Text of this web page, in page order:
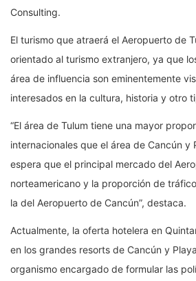
Consulting.
El turismo que atraerá el Aeropuerto de
orientado al turismo extranjero, ya que
área de influencia son eminentemente
interesados en la cultura, historia y otro
“El área de Tulum tiene una mayor
internacionales que el área de Cancún y
espera que el principal mercado del
norteamericano y la proporción de
la del Aeropuerto de Cancún”, destaca.
Actualmente, la oferta hotelera en
en los grandes resorts de Cancún y
organismo encargado de formular las